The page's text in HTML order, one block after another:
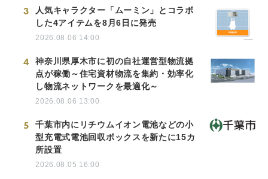
3
人気キャラクター「ムーミン」とコラボ
した4アイテムを8月6日に発売
2026.08.06 14:00
4
神奈川県厚木市に初の自社運営型物流拠
点が稼働～住宅資材物流を集約・効率化
し物流ネットワークを最適化～
2026.08.06 13:00
5
千葉市内にリチウムイオン電池などの小
型充電式電池回収ボックスを新たに15カ
所設置
2026.08.05 16:00